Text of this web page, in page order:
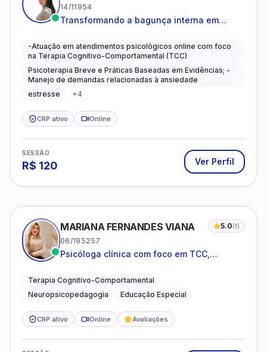
14/11954
Transformando a bagunça interna em
caminhos mais gentis para se viver.
-Atuação em atendimentos psicológicos online com foco
na Terapia Cognitivo-Comportamental (TCC)
Psicoterapia Breve e Práticas Baseadas em Evidências; -
Manejo de demandas relacionadas à ansiedade
estresse
+4
CRP ativo Online
SESSÃO
R$ 120 Ver Perfil
MARIANA FERNANDES VIANA 5.0(1)
06/195257
Psicóloga clínica com foco em TCC,
do neurodesenvolvimento.
Terapia Cognitivo-Comportamental
Neuropsicopedagogia
Educação Especial
CRP ativo Online Avaliações